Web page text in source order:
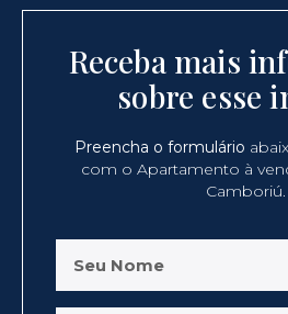
Receba mais
sobre esse
Preencha o formulário
com o Apartamento à
Camboriú.